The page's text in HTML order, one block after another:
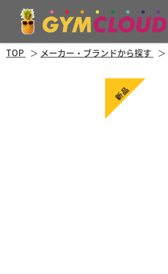
TOP メーカー・ブランドから探す
新品